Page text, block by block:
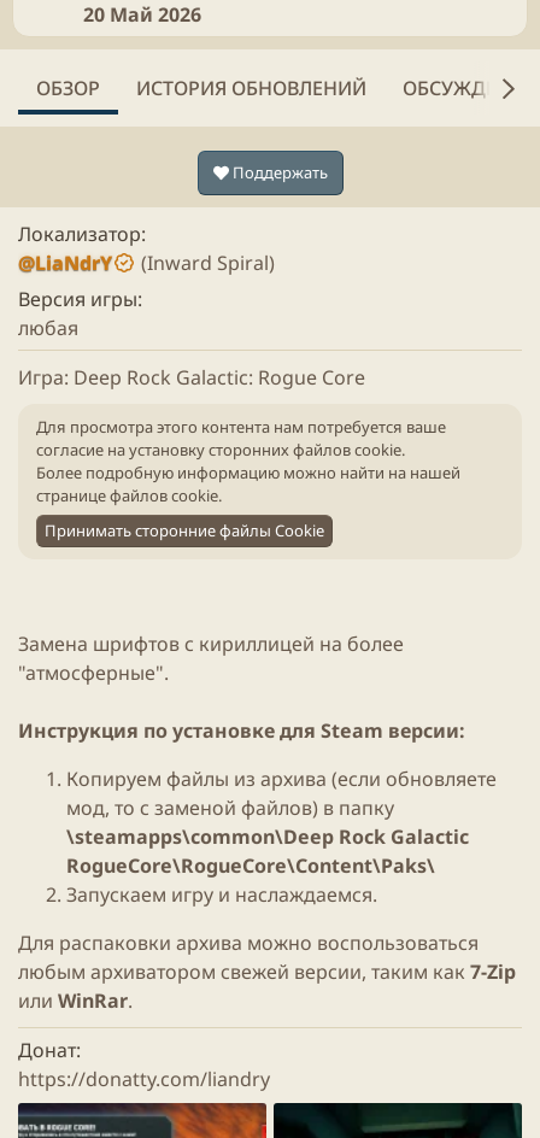
20 Май 2026
ОБЗОР ИСТОРИЯ ОБНОВЛЕНИЙ ОБСУЖДЕНИЕ
Поддержать
Локализатор
@LiaNdrY
(Inward Spiral)
Версия игры
любая
Игра: Deep Rock Galactic: Rogue Core
Для просмотра этого контента нам потребуется ваше
согласие на установку сторонних файлов cookie.
Более подробную информацию можно найти на нашей
странице файлов cookie.
Принимать сторонние файлы Cookie
Замена шрифтов с кириллицей на более
"атмосферные".
Инструкция по установке для Steam версии:
Копируем файлы из архива (если обновляете
мод, то с заменой файлов) в папку
\steamapps\common\Deep Rock Galactic
RogueCore\RogueCore\Content\Paks\
Запускаем игру и наслаждаемся.
Для распаковки архива можно воспользоваться
любым архиватором свежей версии, таким как 7-Zip
или WinRar.
Донат
https://donatty.com/liandry